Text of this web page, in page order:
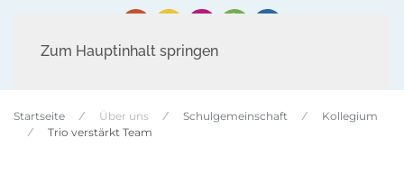
Zum Hauptinhalt springen
Startseite Über uns Schulgemeinschaft
Kollegium
Trio verstärkt Team